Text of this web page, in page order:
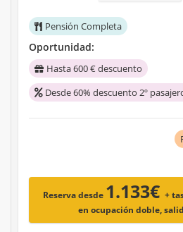
Pensión Completa
Oportunidad:
Hasta 600 € descuento
Desde 60% descuento 2º
Reserva desde 1.133€ +
en ocupación doble,